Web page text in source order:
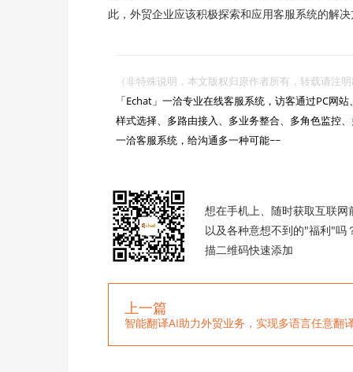
此，外贸企业应该积极探索和应用客服系统的解
（非特殊说明，本文版权归原作者所有，转载请
「Echat」一洽专业在线客服系统，访客通过PC网
样式选择、多路由接入、多业务整合、多角色监控
一洽客服系统，给沟通多一种可能~~
想在手机上、随时获取互联网
以及各种意想不到的"福利"吗
描二维码快速添加
上一篇
智能翻译AI助力外贸业务，实现多语言任意翻